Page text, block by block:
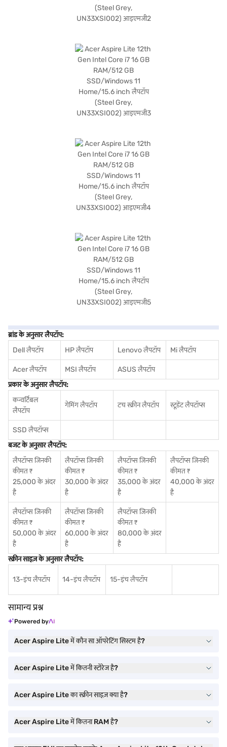
ब्रांड के अनुसार लैपटॉप:
Dell लैपटॉप
HP लैपटॉप Lenovo लैपटॉप Mi लैपटॉप
Acer लैपटॉप MSI लैपटॉप
ASUS लैपटॉप
प्रकार के अनुसार लैपटॉप:
कन्वर्टिबल
लैपटॉप
गेमिंग लैपटॉप टच स्क्रीन लैपटॉप स्टूडेंट लैपटॉप्स
SSD लैपटॉप्स
बजट के अनुसार लैपटॉप:
लैपटॉप्स जिनकी
कीमत ₹
25,000 के अंदर
है
लैपटॉप्स जिनकी
कीमत ₹
30,000 के अंदर
है
लैपटॉप्स जिनकी
कीमत ₹
35,000 के अंदर
है
लैपटॉप्स जिनकी
कीमत ₹
40,000 के अंदर
है
लैपटॉप्स जिनकी
कीमत ₹
50,000 के अंदर
है
लैपटॉप्स जिनकी
कीमत ₹
60,000 के अंदर
है
लैपटॉप्स जिनकी
कीमत ₹
80,000 के अंदर
है
स्क्रीन साइज़ के अनुसार लैपटॉप:
13-इंच लैपटॉप 14-इंच लैपटॉप 15-इंच लैपटॉप
सामान्य प्रश्न
Powered by
Acer Aspire Lite में कौन सा ऑपरेटिंग सिस्टम है?
Acer Aspire Lite में कितनी स्टोरेज है?
Acer Aspire Lite का स्क्रीन साइज़ क्या है?
Acer Aspire Lite में कितना RAM है?